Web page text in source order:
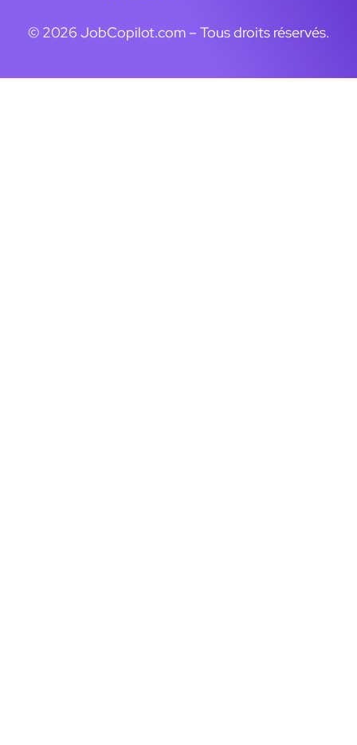
© 2026 JobCopilot.com – Tous droits réservés.